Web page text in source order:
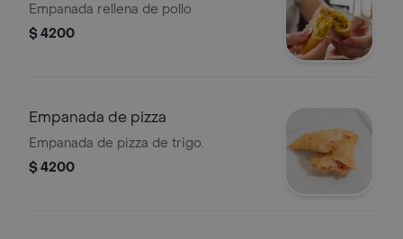
Empanada rellena de pollo
$ 4200
Empanada de pizza
Empanada de pizza de trigo.
$ 4200